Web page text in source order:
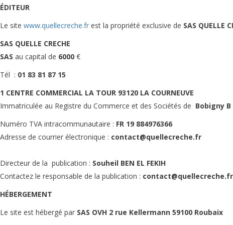
ÉDITEUR
Le site www.quellecreche.fr est la propriété exclusive de SAS QUELLE
SAS QUELLE CRECHE
SAS au capital de 6000 €
Tél : 01 83 81 87 15
1 CENTRE COMMERCIAL LA TOUR 93120 LA COURNEUVE
Immatriculée au Registre du Commerce et des Sociétés de Bobigny B
Numéro TVA intracommunautaire : FR 19 884976366
Adresse de courrier électronique : contact@quellecreche.fr
Directeur de la publication : Souheil BEN EL FEKIH
Contactez le responsable de la publication : contact@quellecreche.fr
HÉBERGEMENT
Le site est hébergé par SAS OVH 2 rue Kellermann 59100 Roubaix